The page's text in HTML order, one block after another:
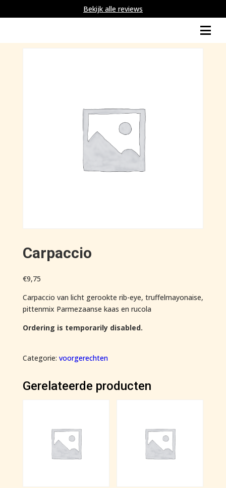
Bekijk alle reviews
Carpaccio
€9,75
Carpaccio van licht gerookte rib-eye, truffelmayonaise,
pittenmix Parmezaanse kaas en rucola
Ordering is temporarily disabled.
Categorie: voorgerechten
Gerelateerde producten